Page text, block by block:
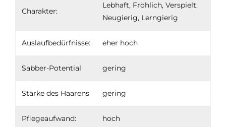
Charakter:
Lebhaft, Fröhlich, Verspielt,
Neugierig, Lerngierig
Auslaufbedürfnisse: eher hoch
Sabber-Potential gering
Stärke des Haarens gering
Pflegeaufwand: hoch